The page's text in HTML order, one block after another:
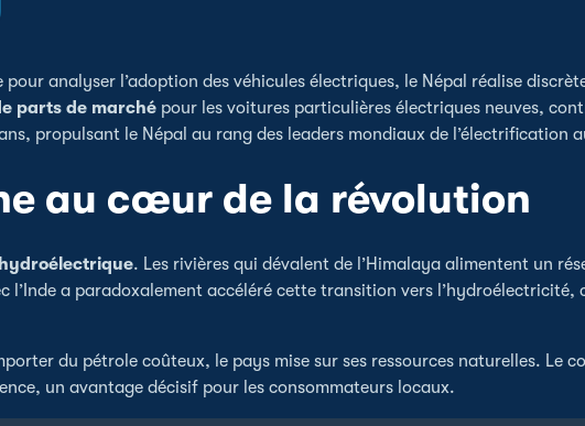
analyser l’adoption des véhicules électriques, le Népal réalise
parts de marché pour les voitures particulières électriques neuves,
propulsant le Népal au rang des leaders mondiaux de l’électrification
au cœur de la révolution
. Les rivières qui dévalent de l’Himalaya alimentent un
l’Inde a paradoxalement accéléré cette transition vers l’hydroélectricité,
du pétrole coûteux, le pays mise sur ses ressources naturelles. Le
un avantage décisif pour les consommateurs locaux.